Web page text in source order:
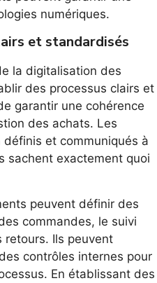
numériques.
et standardisés
la digitalisation des
des processus clairs et
garantir une cohérence
des achats. Les
et communiqués à
sachent exactement quoi
peuvent définir des
commandes, le suivi
retours. Ils peuvent
contrôles internes pour
En établissant des